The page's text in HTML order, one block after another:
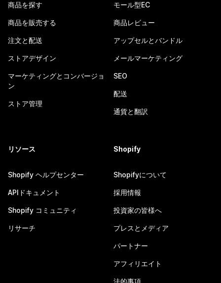
商品を探す
商品を販売する
注文と配送
ストアデザイン
マーケティングとコンバージョ
ン
ストア管理
モール型EC
商品レビュー
アップセルとバンドル
メールマーケティング
SEO
配送
通貨と翻訳
リソース
Shopify ヘルプセンター
APIドキュメント
Shopify コミュニティ
リサーチ
Shopify
Shopifyについて
採用情報
投資家の皆様へ
プレスとメディア
パートナー
アフィリエイト
法的事項